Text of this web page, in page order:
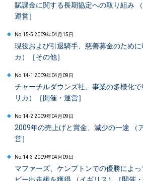
賦課金に関する長期協定への取り組み
運営］
No.15-5 2009年04月15日
現役および引退騎手、慈善募金のため
カ）［その他］
No.14-1 2009年04月09日
チャーチルダウンズ社、事業の多様化
リカ）［開催・運営］
No.14-2 2009年04月09日
2009年の売上げと賞金、減少の一途 （
営］
No.14-3 2009年04月09日
マファーズ、ケンプトンでの優勝によ
ビー出走権を獲得 （イギリス）［開催・